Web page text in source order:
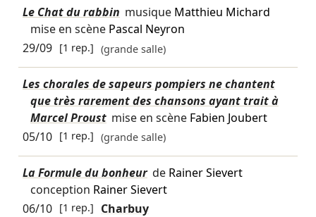
Le Chat du rabbin musique Matthieu Michard
mise en scène Pascal Neyron
29/09 [1 rep.] (grande salle)
Les chorales de sapeurs pompiers ne chantent
que très rarement des chansons ayant trait à
Marcel Proust mise en scène Fabien Joubert
05/10 [1 rep.] (grande salle)
La Formule du bonheur de Rainer Sievert
conception Rainer Sievert
06/10 [1 rep.] Charbuy